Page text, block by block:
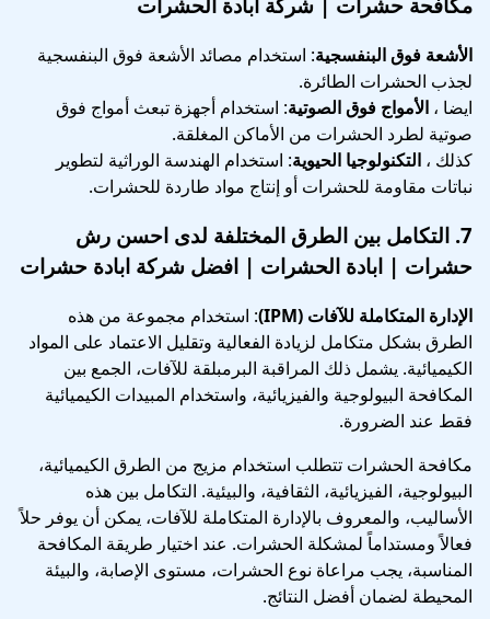
الأشعة فوق البنفسجية: استخدام مصائد الأشعة فوق البنفسجية
لجذب الحشرات الطائرة.
ايضا ، الأمواج فوق الصوتية: استخدام أجهزة تبعث أمواج فوق
صوتية لطرد الحشرات من الأماكن المغلقة.
كذلك ، التكنولوجيا الحيوية: استخدام الهندسة الوراثية لتطوير
نباتات مقاومة للحشرات أو إنتاج مواد طاردة للحشرات.
7. التكامل بين الطرق المختلفة لدى احسن رش
حشرات | ابادة الحشرات | افضل شركة ابادة حشرات
الإدارة المتكاملة للآفات (IPM)
: استخدام مجموعة من هذه
الطرق بشكل متكامل لزيادة الفعالية وتقليل الاعتماد على المواد
الكيميائية. يشمل ذلك المراقبة البرمبلقة للآفات، الجمع بين
المكافحة البيولوجية والفيزيائية، واستخدام المبيدات الكيميائية
فقط عند الضرورة.
مكافحة الحشرات تتطلب استخدام مزيج من الطرق الكيميائية،
البيولوجية، الفيزيائية، الثقافية، والبيئية. التكامل بين هذه
الأساليب، والمعروف بالإدارة المتكاملة للآفات، يمكن أن يوفر حلاً
فعالاً ومستداماً لمشكلة الحشرات. عند اختيار طريقة المكافحة
المناسبة، يجب مراعاة نوع الحشرات، مستوى الإصابة، والبيئة
المحيطة لضمان أفضل النتائج.